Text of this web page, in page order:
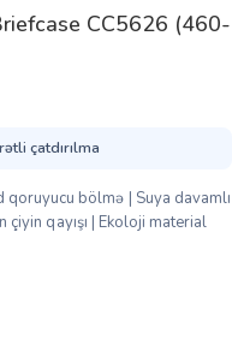
CC5626 (460-
çatdırılma
bölmə | Suya davamlı
qayışı | Ekoloji material